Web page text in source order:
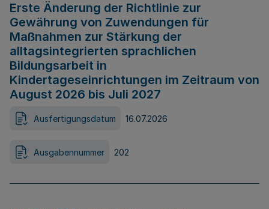
Erste Änderung der Richtlinie zur
Gewährung von Zuwendungen für
Maßnahmen zur Stärkung der
alltagsintegrierten sprachlichen
Bildungsarbeit in
Kindertageseinrichtungen im Zeitraum von
August 2026 bis Juli 2027
Ausfertigungsdatum 16.07.2026
Ausgabennummer 202